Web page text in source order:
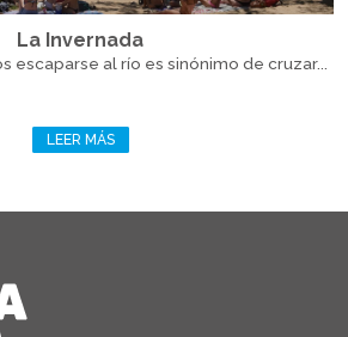
La Invernada
escaparse al río es sinónimo de cruzar...
LEER MÁS